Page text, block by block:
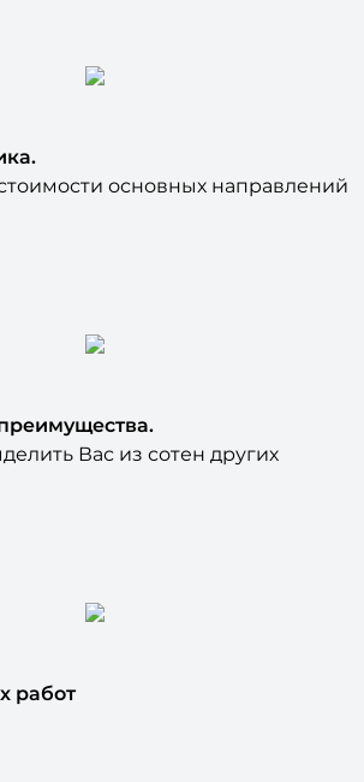
основных направлений
Вас из сотен других